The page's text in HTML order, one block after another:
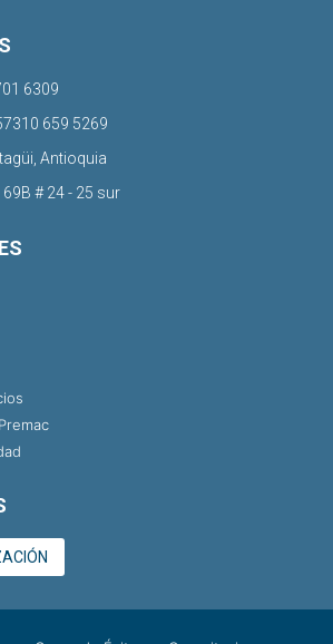
6309
659 5269
Antioquia
69B # 24 - 25 sur